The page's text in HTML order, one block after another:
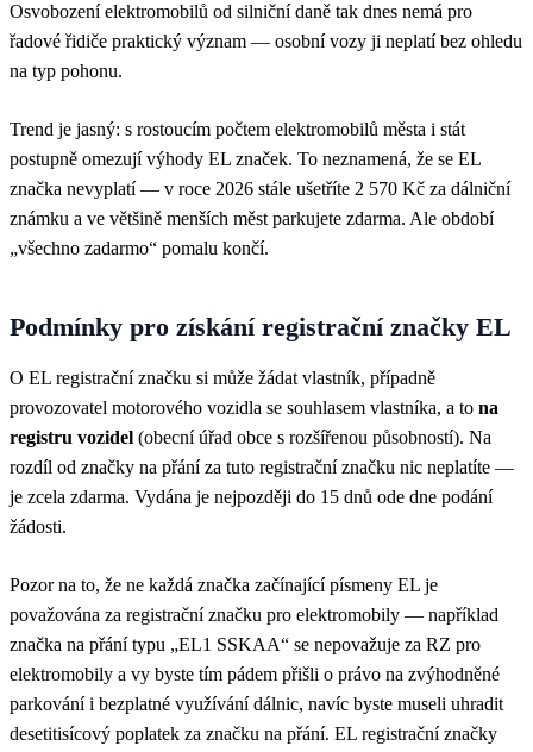
Osvobození elektromobilů od silniční daně tak dnes nemá pro
řadové řidiče praktický význam — osobní vozy ji neplatí bez ohledu
na typ pohonu.
Trend je jasný: s rostoucím počtem elektromobilů města i stát
postupně omezují výhody EL značek. To neznamená, že se EL
značka nevyplatí — v roce 2026 stále ušetříte 2 570 Kč za dálniční
známku a ve většině menších měst parkujete zdarma. Ale období
„všechno zadarmo“ pomalu končí.
Podmínky pro získání registrační značky EL
O EL registrační značku si může žádat vlastník, případně
provozovatel motorového vozidla se souhlasem vlastníka, a to na
registru vozidel (obecní úřad obce s rozšířenou působností). Na
rozdíl od značky na přání za tuto registrační značku nic neplatíte —
je zcela zdarma. Vydána je nejpozději do 15 dnů ode dne podání
žádosti.
Pozor na to, že ne každá značka začínající písmeny EL je
považována za registrační značku pro elektromobily — například
značka na přání typu „EL1 SSKAA“ se nepovažuje za RZ pro
elektromobily a vy byste tím pádem přišli o právo na zvýhodněné
parkování i bezplatné využívání dálnic, navíc byste museli uhradit
desetitisícový poplatek za značku na přání. EL registrační značky